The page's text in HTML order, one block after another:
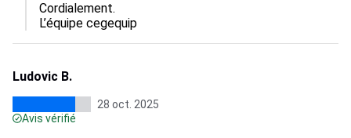
Cordialement.
L’équipe cegequip
Ludovic B.
28 oct. 2025
Avis vérifié